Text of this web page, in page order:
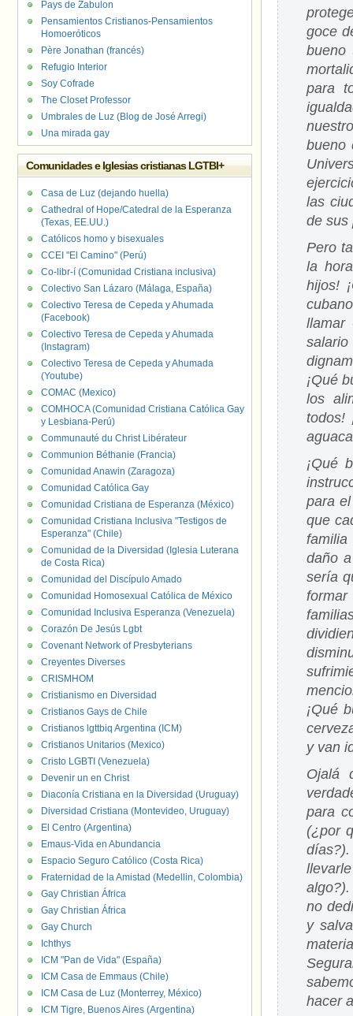
goce
bueno
para
bueno
las
de sus
Pero
la
hijos!
llamar
¡Qué
los
todos!
¡Qué
para
que
daño
sería
¡Qué
y van
Ojalá
para
(¿por
no
y
hacer
Pays de Zabulon
Pensamientos Cristianos-Pensamientos
Homoeróticos
Père Jonathan (francés)
Refugio Interior
Soy Cofrade
The Closet Professor
Umbrales de Luz (Blog de José Arregi)
Una mirada gay
Comunidades e Iglesias cristianas LGTBI+
Casa de Luz (dejando huella)
Cathedral of Hope/Catedral de la Esperanza
(Texas, EE.UU.)
Católicos homo y bisexuales
CCEI "El Camino" (Perú)
Co-libr-í (Comunidad Cristiana inclusiva)
Colectivo San Lázaro (Málaga, España)
Colectivo Teresa de Cepeda y Ahumada
(Facebook)
Colectivo Teresa de Cepeda y Ahumada
(Instagram)
Colectivo Teresa de Cepeda y Ahumada
(Youtube)
COMAC (Mexico)
COMHOCA (Comunidad Cristiana Católica Gay
y Lesbiana-Perú)
Communauté du Christ Libérateur
Communion Béthanie (Francia)
Comunidad Anawin (Zaragoza)
Comunidad Católica Gay
Comunidad Cristiana de Esperanza (México)
Comunidad Cristiana Inclusiva "Testigos de
Esperanza" (Chile)
Comunidad de la Diversidad (Iglesia Luterana
de Costa Rica)
Comunidad del Discípulo Amado
Comunidad Homosexual Católica de México
Comunidad Inclusiva Esperanza (Venezuela)
Corazón De Jesús Lgbt
Covenant Network of Presbyterians
Creyentes Diverses
CRISMHOM
Cristianismo en Diversidad
Cristianos Gays de Chile
Cristianos lgttbiq Argentina (ICM)
Cristianos Unitarios (Mexico)
Cristo LGBTI (Venezuela)
Devenir un en Christ
Diaconía Cristiana en la Diversidad (Uruguay)
Diversidad Cristiana (Montevideo, Uruguay)
El Centro (Argentina)
Emaus-Vida en Abundancia
Espacio Seguro Católico (Costa Rica)
Fraternidad de la Amistad (Medellin, Colombia)
Gay Christian África
Gay Christian África
Gay Church
Ichthys
ICM "Pan de Vida" (España)
ICM Casa de Emmaus (Chile)
ICM Casa de Luz (Monterrey, México)
ICM Tigre, Buenos Aires (Argentina)